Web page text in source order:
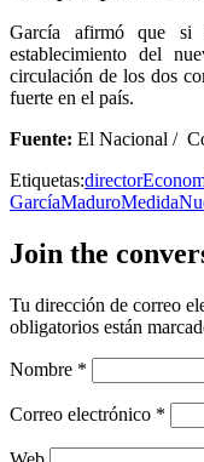
García afirmó que si
establecimiento del
circulación de los dos
fuerte en el país.
Fuente: El Nacional /
Etiquetas:director
GarcíaMaduroMedida
Join the
Tu dirección de correo
obligatorios están
Nombre *
Correo electrónico *